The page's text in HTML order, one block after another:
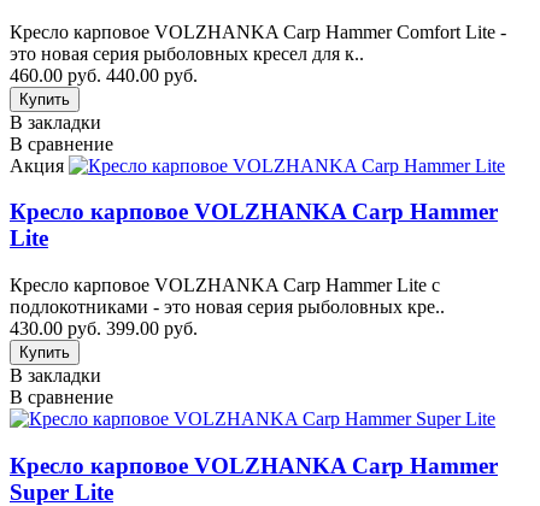
Кресло карповое VOLZHANKA Carp Hammer Comfort Lite -
это новая серия рыболовных кресел для к..
460.00 руб. 440.00 руб.
В закладки
В сравнение
Акция
Кресло карповое VOLZHANKA Carp Hammer
Lite
Кресло карповое VOLZHANKA Carp Hammer Lite с
подлокотниками - это новая серия рыболовных кре..
430.00 руб. 399.00 руб.
В закладки
В сравнение
Кресло карповое VOLZHANKA Carp Hammer
Super Lite